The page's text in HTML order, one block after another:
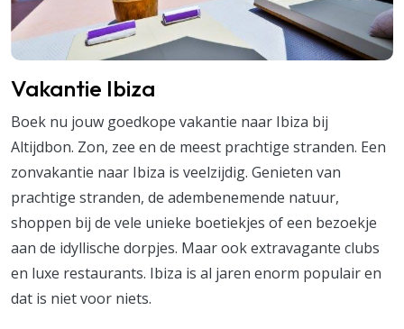
Vakantie Ibiza
Boek nu jouw goedkope vakantie naar Ibiza bij
Altijdbon. Zon, zee en de meest prachtige stranden. Een
zonvakantie naar Ibiza is veelzijdig. Genieten van
prachtige stranden, de adembenemende natuur,
shoppen bij de vele unieke boetiekjes of een bezoekje
aan de idyllische dorpjes. Maar ook extravagante clubs
en luxe restaurants. Ibiza is al jaren enorm populair en
dat is niet voor niets.